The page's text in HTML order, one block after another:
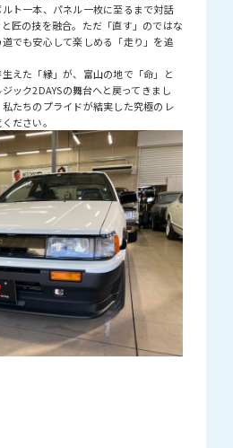
ト一本、パネル一枚に至るまで対話
匠の技を融合。ただ「直す」のではな
でも安心して楽しめる「走り」を追
えた「縁」が、富山の地で「命」と
ック2DAYSの舞台へと戻ってきまし
たちのプライドが結実した究極のレ
ださい。